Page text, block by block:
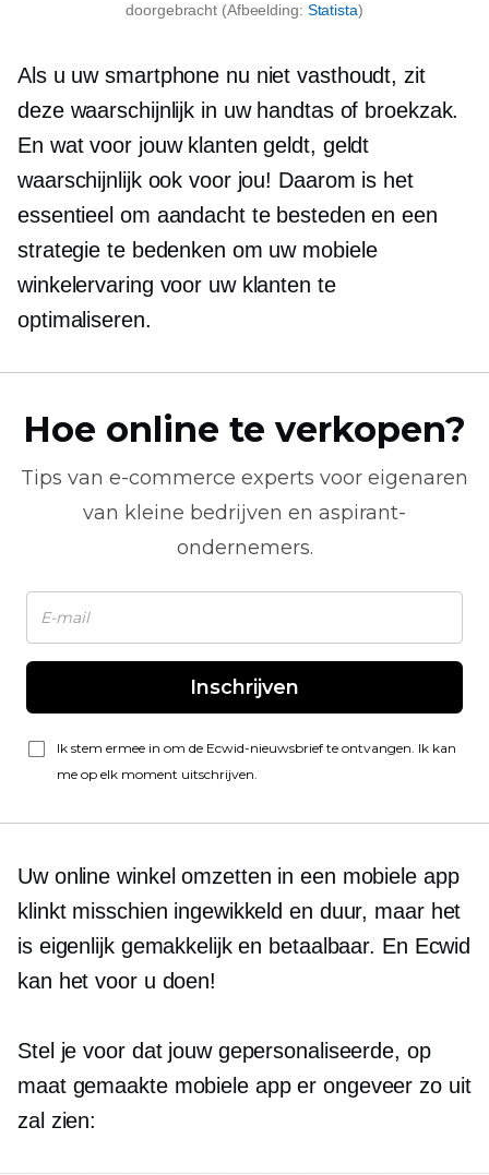
doorgebracht (Afbeelding: Statista)
Als u uw smartphone nu niet vasthoudt, zit
deze waarschijnlijk in uw handtas of broekzak.
En wat voor jouw klanten geldt, geldt
waarschijnlijk ook voor jou! Daarom is het
essentieel om aandacht te besteden en een
strategie te bedenken om uw mobiele
winkelervaring voor uw klanten te
optimaliseren.
Hoe online te verkopen?
Tips van e-commerce experts voor eigenaren
van kleine bedrijven en aspirant-
ondernemers.
Inschrijven
Ik stem ermee in om de Ecwid-nieuwsbrief te ontvangen. Ik kan
me op elk moment uitschrijven.
Uw online winkel omzetten in een mobiele app
klinkt misschien ingewikkeld en duur, maar het
is eigenlijk gemakkelijk en betaalbaar. En Ecwid
kan het voor u doen!
Stel je voor dat jouw gepersonaliseerde, op
maat gemaakte mobiele app er ongeveer zo uit
zal zien: